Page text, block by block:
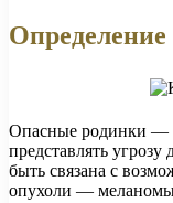
Опасные родинки —
представлять
быть связана с
опухоли —